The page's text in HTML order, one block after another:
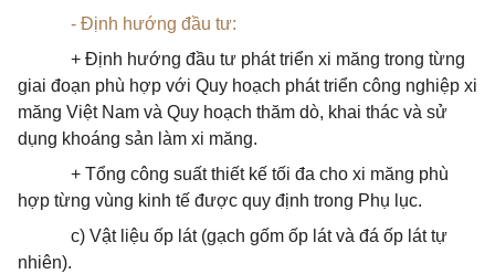
- Định hướng đầu tư:
+ Định hướng đầu tư phát triển xi măng trong từng
giai đoạn phù hợp với Quy hoạch phát triển công nghiệp xi
măng Việt Nam và Quy hoạch thăm dò, khai thác và sử
dụng khoáng sản làm xi măng.
+ Tổng công suất thiết kế tối đa cho xi măng phù
hợp từng vùng kinh tế được quy định trong Phụ lục.
c) Vật liệu ốp lát (gạch gốm ốp lát và đá ốp lát tự
nhiên).